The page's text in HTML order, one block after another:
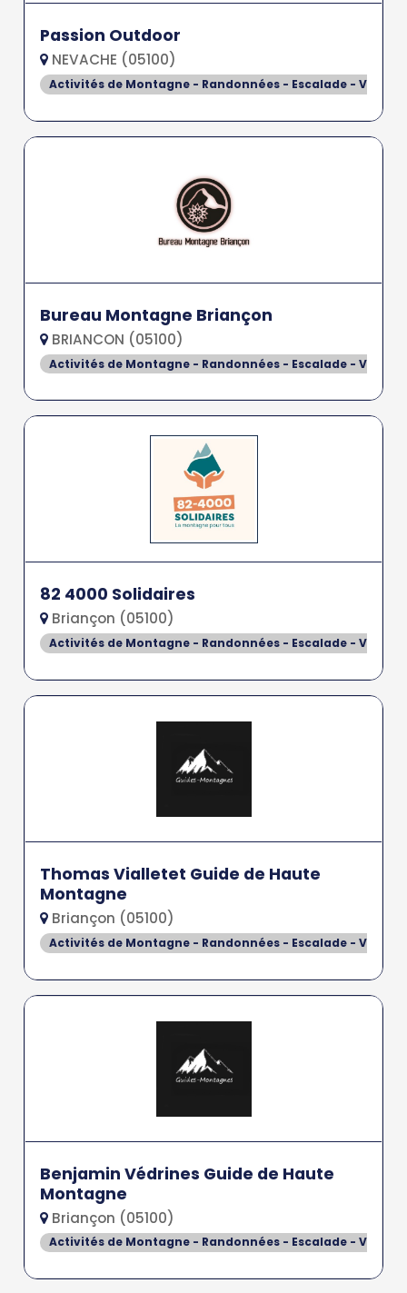
Passion Outdoor
NEVACHE (05100)
Activités de Montagne - Randonnées - Escalade - Via
Bureau Montagne Briançon
BRIANCON (05100)
Activités de Montagne - Randonnées - Escalade - Via
82 4000 Solidaires
Briançon (05100)
Activités de Montagne - Randonnées - Escalade - Via
Thomas Vialletet Guide de Haute
Montagne
Briançon (05100)
Activités de Montagne - Randonnées - Escalade - Via
Benjamin Védrines Guide de Haute
Montagne
Briançon (05100)
Activités de Montagne - Randonnées - Escalade - Via